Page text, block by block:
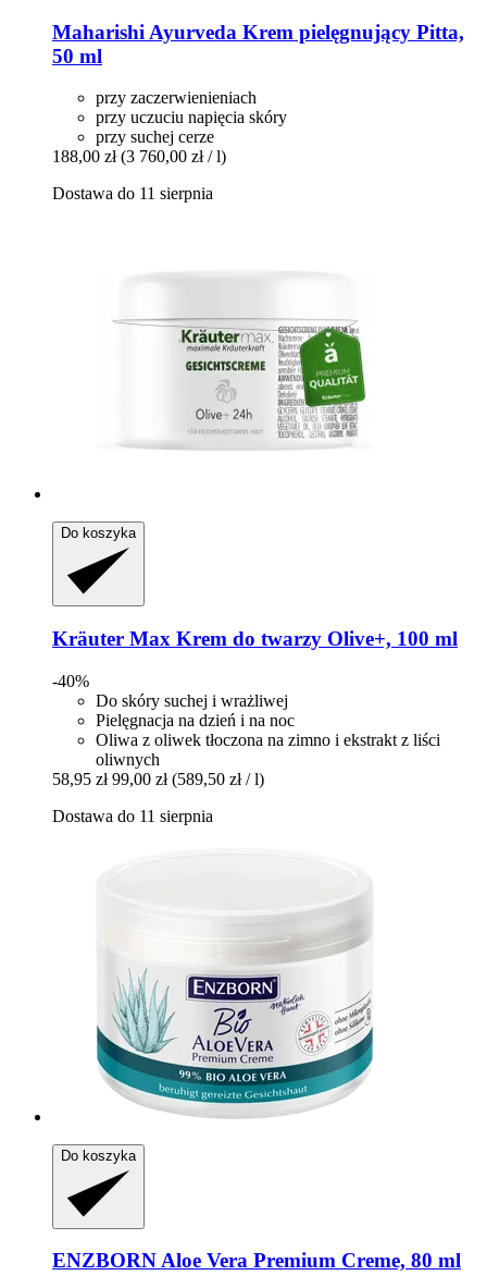
Maharishi Ayurveda Krem pielęgnujący Pitta,
50 ml
przy zaczerwienieniach
przy uczuciu napięcia skóry
przy suchej cerze
188,00 zł (3 760,00 zł / l)
Dostawa do 11 sierpnia
Do koszyka
Kräuter Max Krem do twarzy Olive+, 100 ml
-40%
Do skóry suchej i wrażliwej
Pielęgnacja na dzień i na noc
Oliwa z oliwek tłoczona na zimno i ekstrakt z liści
oliwnych
58,95 zł 99,00 zł (589,50 zł / l)
Dostawa do 11 sierpnia
Do koszyka
ENZBORNAloe Vera Premium Creme, 80 ml